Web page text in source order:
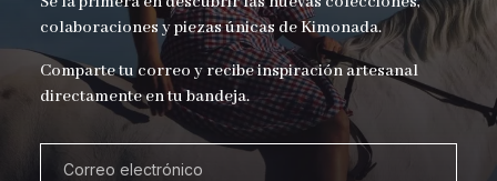
colaboraciones y piezas únicas de Kimonada.
Comparte tu correo y recibe inspiración artesanal
directamente en tu bandeja.